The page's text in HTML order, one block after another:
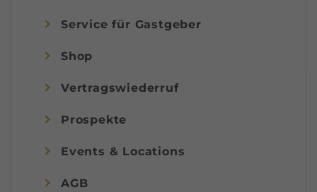
Service für Gastgeber
Shop
Vertragswiederruf
Prospekte
Events & Locations
AGB